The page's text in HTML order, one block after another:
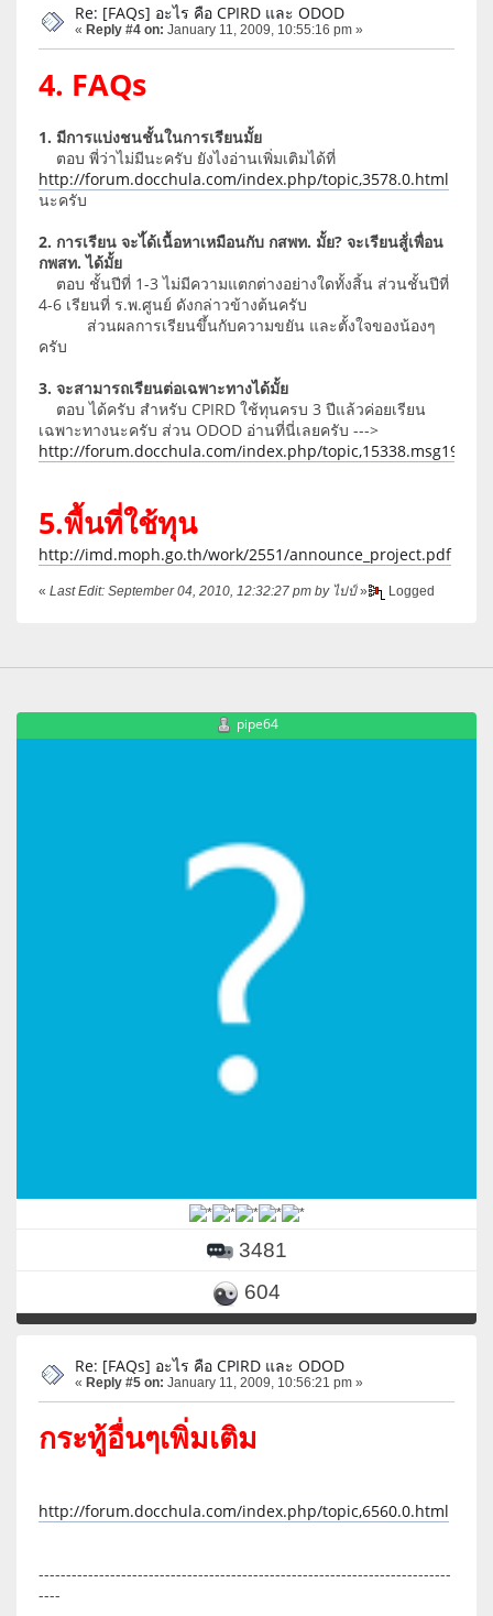
Re: [FAQs] อะไร คือ CPIRD และ ODOD
« Reply #4 on: January 11, 2009, 10:55:16 pm »
4. FAQs
1. มีการแบ่งชนชั้นในการเรียนมั้ย
ตอบ พี่ว่าไม่มีนะครับ ยังไงอ่านเพิ่มเติมได้ที่
http://forum.docchula.com/index.php/topic,3578.0.html
นะครับ
2. การเรียน จะไ้ด้เนื้อหาเหมือนกับ กสพท. มั้ย? จะเรียนสู้่เพื่อน
กพสท. ได้มั้ย
ตอบ ชั้นปีที่ 1-3 ไม่มีความแตกต่างอย่างใดทั้งสิ้น ส่วนชั้นปีที่
4-6 เรียนที่ ร.พ.ศูนย์ ดังกล่าวข้างต้นครับ
ส่วนผลการเรียนขึ้นกับความขยัน และตั้งใจของน้องๆ
ครับ
3. จะสามารถเรียนต่อเฉพาะทางได้มั้ย
ตอบ ได้ครับ สำหรับ CPIRD ใช้ทุนครบ 3 ปีแล้วค่อยเรียน
เฉพาะทางนะครับ ส่วน ODOD อ่านที่นี่เลยครับ --->
http://forum.docchula.com/index.php/
5.พื้นที่ใช้ทุน
http://imd.moph.go.th/work/2551/announce_project.pdf
« Last Edit: September 04, 2010, 12:32:27 pm by ไปป์» Logged
pipe64
3481
604
Re: [FAQs] อะไร คือ CPIRD และ ODOD
« Reply #5 on: January 11, 2009, 10:56:21 pm »
กระทู้อื่นๆเพิ่มเติม
http://forum.docchula.com/index.php/topic,6560.0.html
---------------------------------------------------------------------------
----